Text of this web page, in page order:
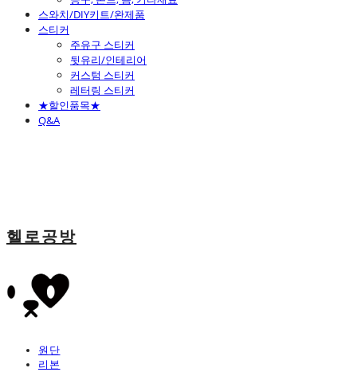
스와치/DIY키트/완제품
스티커
주유구 스티커
뒷유리/인테리어
커스텀 스티커
레터링 스티커
★할인품목★
Q&A
헬로공방
원단
리본